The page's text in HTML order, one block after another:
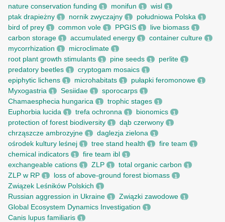
nature conservation funding 1 monifun 1 wisl 1
ptak drapieżny 1 nornik zwyczajny 1 południowa Polska 1
bird of prey 1 common vole 1 PPGIS 1 live biomass 1
carbon storage 1 accumulated energy 1 container culture 1
mycorrhization 1 microclimate 1
root рlant growth stimulants 1 pine seeds 1 perlite 1
predatory beetles 1 cryptogam mosaics 1
epiphytic lichens 1 microhabitats 1 pułapki feromonowe 1
Myxogastria 1 Sesiidae 1 sporocarps 1
Chamaesphecia hungarica 1 trophic stages 1
Euphorbia lucida 1 trefa ochronna 1 bionomics 1
protection of forest biodiversity 1 dąb czerwony 1
chrząszcze ambrozyjne 1 daglezja zielona 1
ośrodek kultury leśnej 1 tree stand health 1 fire team 1
chemical indicators 1 fire team ibl 1
exchangeable cations 1 ZLP 1 total organic carbon 1
ZLP w RP 1 loss of above-ground forest biomass 1
Związek Leśników Polskich 1
Russian aggression in Ukraine 1 Związki zawodowe 1
Global Ecosystem Dynamics Investigation 1
Canis lupus familiaris 1